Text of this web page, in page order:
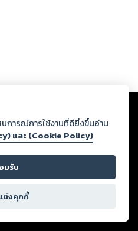
ไซต์และปรากฏว่าละเมิดสิทธิใน
อกฎหมายและศีลธรรม ดังนั้น ผู้อ่าน
องด้วยตนเอง และหากท่านพบว่าส่วน
ณาแจ้งมายังบริษัท เพื่อทีมงานจะได้
อสงวนลิขสิทธิ์ตามพระราชบัญญัติ
บการณ์การใช้งานที่ดียิ่งขึ้นอ่าน
และ (Cookie Policy)
มรับ
ต่งคุกกี้